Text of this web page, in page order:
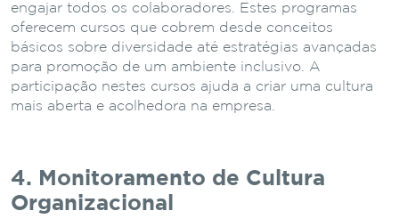
engajar todos os colaboradores. Estes programas
oferecem cursos que cobrem desde conceitos
básicos sobre diversidade até estratégias avançadas
para promoção de um ambiente inclusivo. A
participação nestes cursos ajuda a criar uma cultura
mais aberta e acolhedora na empresa.
4. Monitoramento de Cultura
Organizacional